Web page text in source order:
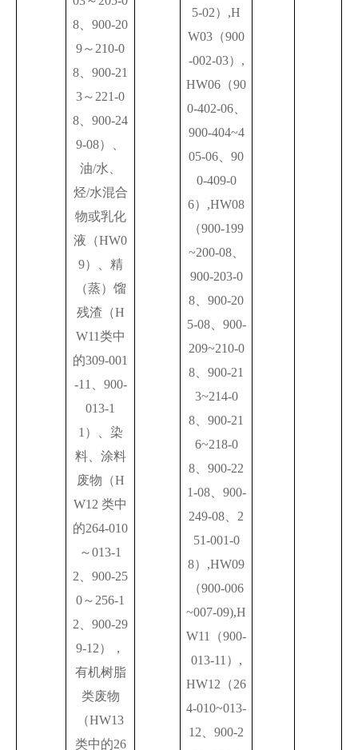
8、900-20
9～210-0
8、900-21
3～221-0
8、900-24
9-08）、
油/水、
烃/水混合
物或乳化
液（HW0
9）、精
（蒸）馏
残渣（H
W11类中
的309-001
-11、900-
013-1
1）、染
料、涂料
废物（H
W12 类中
的264-010
～013-1
2、900-25
0～256-1
2、900-29
9-12），
有机树脂
类废物
（HW13
类中的26
5-02）,H
W03（900
-002-03）,
HW06（90
0-402-06、
900-404~4
05-06、90
0-409-0
6）,HW08
（900-199
~200-08、
900-203-0
8、900-20
5-08、900-
209~210-0
8、900-21
3~214-0
8、900-21
6~218-0
8、900-22
1-08、900-
249-08、2
51-001-0
8）,HW09
（900-006
~007-09),H
W11（900-
013-11）,
HW12（26
4-010~013-
12、900-2